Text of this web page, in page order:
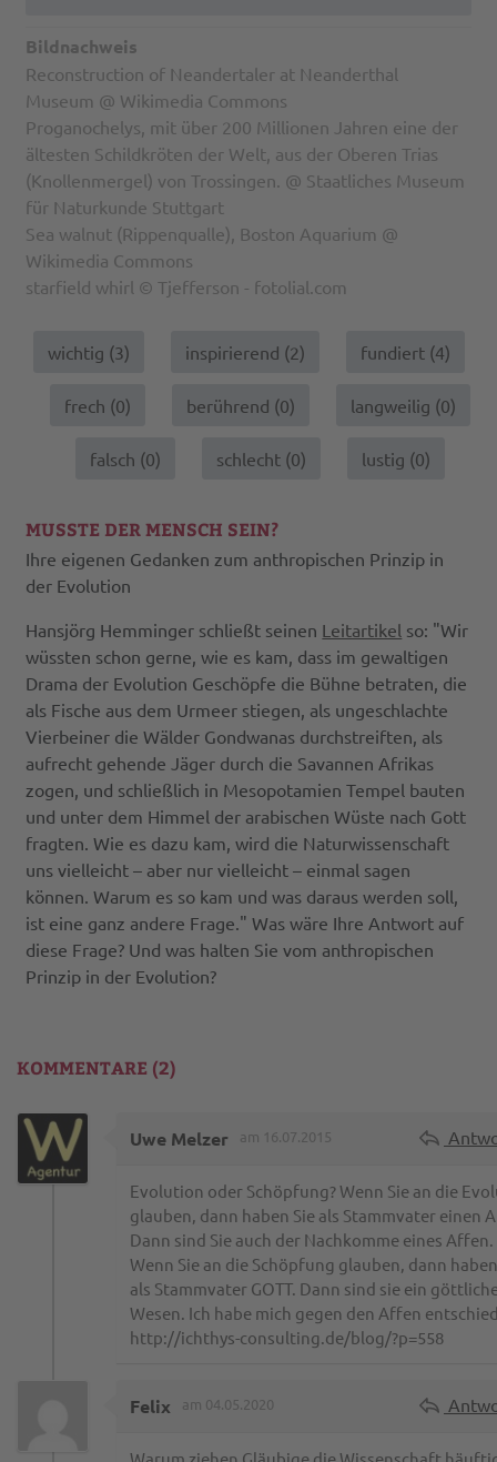
Bildnachweis
Reconstruction of Neandertaler at Neanderthal
Museum @ Wikimedia Commons
Proganochelys, mit über 200 Millionen Jahren eine der
ältesten Schildkröten der Welt, aus der Oberen Trias
(Knollenmergel) von Trossingen. @ Staatliches Museum
für Naturkunde Stuttgart
Sea walnut (Rippenqualle), Boston Aquarium @
Wikimedia Commons
starfield whirl © Tjefferson - fotolial.com
wichtig (3) inspirierend (2) fundiert (4)
frech (0) berührend (0) langweilig (0)
falsch (0) schlecht (0) lustig (0)
MUSSTE DER MENSCH SEIN?
Ihre eigenen Gedanken zum anthropischen Prinzip in
der Evolution
Hansjörg Hemminger schließt seinen Leitartikel so: "Wir
wüssten schon gerne, wie es kam, dass im gewaltigen
Drama der Evolution Geschöpfe die Bühne betraten, die
als Fische aus dem Urmeer stiegen, als ungeschlachte
Vierbeiner die Wälder Gondwanas durchstreiften, als
aufrecht gehende Jäger durch die Savannen Afrikas
zogen, und schließlich in Mesopotamien Tempel bauten
und unter dem Himmel der arabischen Wüste nach Gott
fragten. Wie es dazu kam, wird die Naturwissenschaft
uns vielleicht – aber nur vielleicht – einmal sagen
können. Warum es so kam und was daraus werden soll,
ist eine ganz andere Frage." Was wäre Ihre Antwort auf
diese Frage? Und was halten Sie vom anthropischen
Prinzip in der Evolution?
KOMMENTARE (2)
Uwe Melzer am 16.07.2015
Evolution oder Schöpfung? Wenn Sie an die
glauben, dann haben Sie als Stammvater einen
Dann sind Sie auch der Nachkomme eines Affen.
Wenn Sie an die Schöpfung glauben, dann
als Stammvater GOTT. Dann sind sie ein
Wesen. Ich habe mich gegen den Affen
http://ichthys-consulting.de/blog/?p=558
Felix am 04.05.2020